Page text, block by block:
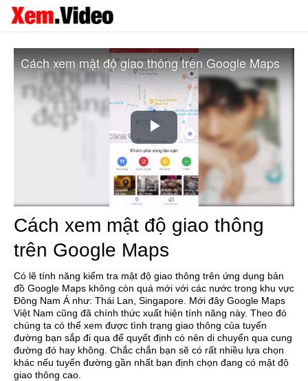
Play
Video
Cách xem mật độ giao thông trên Google Maps
Cách xem mật độ giao thông
trên Google Maps
Có lẽ tính năng kiểm tra mật độ giao thông trên ứng dụng bản
đồ Google Maps không còn quá mới với các nước trong khu vực
Đông Nam Á như: Thái Lan, Singapore. Mới đây Google Maps
Việt Nam cũng đã chính thức xuất hiện tính năng này. Theo đó
chúng ta có thể xem được tình trạng giao thông của tuyến
đường bạn sắp đi qua để quyết định có nên di chuyển qua cung
đường đó hay không. Chắc chắn bạn sẽ có rất nhiều lựa chọn
khác nếu tuyến đường gần nhất bạn định chọn đang có mật độ
giao thông cao.